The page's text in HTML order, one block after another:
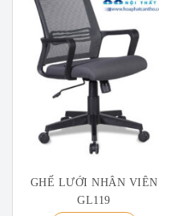
GHẾ LƯỚI NHÂN VIÊN
GL119